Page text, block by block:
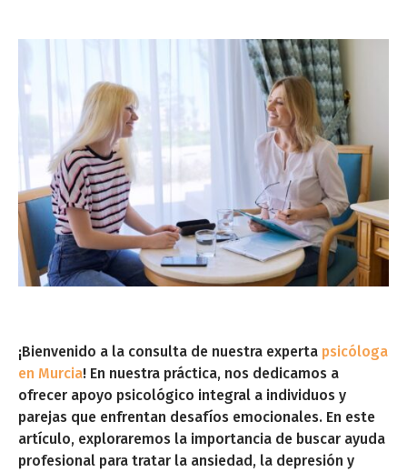
¡Bienvenido a la consulta de nuestra experta psicóloga
en Murcia! En nuestra práctica, nos dedicamos a
ofrecer apoyo psicológico integral a individuos y
parejas que enfrentan desafíos emocionales. En este
artículo, exploraremos la importancia de buscar ayuda
profesional para tratar la ansiedad, la depresión y